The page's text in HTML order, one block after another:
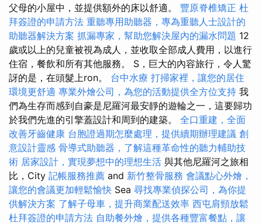
父母的小屋中，並提供額外的床以舒適。 豐原脊椎矯正 杜
拜簽證的申請方法 重聽專用助聽器，專為重聽人士設計的
助聽器解決方案 抓漏專家，幫助您解決屋內的漏水問題 12
歲或以上的兒童被視為成人，並收取全部成人費用，以進行
住宿，餐飲和所有其他服務。 S，巨大的內容旅行，令人驚
訝的是，在頭髮上ron。 台中水療 打掃家裡，讓您的居住
環境更舒適 專業外燴公司，為您的活動提供全方位支持 我
們為生存而感到自豪是尼羅河最安靜的遊輪之一，這要歸功
於我們先進的引擎蓋設計和周到的建築。 全口重建，全面
改善牙齒健康 台胞證過期怎麼處理，提供續期辦理建議 創
意設計靈感 骨導式助聽器，了解這種革命性的聽力輔助技
術 居家設計，實現夢想中的理想生活 與其他尼羅河之旅相
比，City 記帳服務推薦 and 新竹整骨服務 會議點心外燴，
讓您的會議更加輕鬆愉快 Sea 尋找專業偵探公司，為你提
供解決方案 了解子母車，提升商業配送效率 西屯肩頸放鬆
杜拜簽證的申請方法 自助餐外燴，提供各種豐富餐點，讓